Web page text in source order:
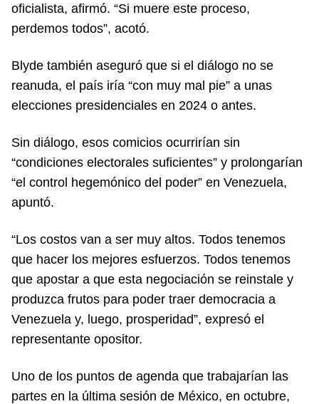
oficialista, afirmó. “Si muere este proceso,
perdemos todos”, acotó.
Blyde también aseguró que si el diálogo no se
reanuda, el país iría “con muy mal pie” a unas
elecciones presidenciales en 2024 o antes.
Sin diálogo, esos comicios ocurrirían sin
“condiciones electorales suficientes” y prolongarían
“el control hegemónico del poder” en Venezuela,
apuntó.
“Los costos van a ser muy altos. Todos tenemos
que hacer los mejores esfuerzos. Todos tenemos
que apostar a que esta negociación se reinstale y
produzca frutos para poder traer democracia a
Venezuela y, luego, prosperidad”, expresó el
representante opositor.
Uno de los puntos de agenda que trabajarían las
partes en la última sesión de México, en octubre,